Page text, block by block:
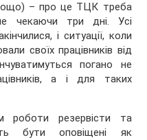
– про це ТЦК треба
чекаючи три дні. Усі
і ситуації, коли
своїх працівників від
погано не
а і для таких
роботи резервісти та
бути оповіщені як